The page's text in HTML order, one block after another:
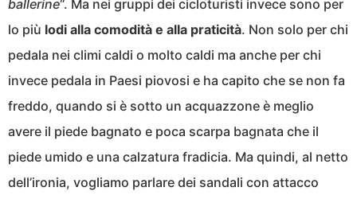
ballerine“. Ma nei gruppi dei cicloturisti invece sono per
lo più lodi alla comodità e alla praticità. Non solo per chi
pedala nei climi caldi o molto caldi ma anche per chi
invece pedala in Paesi piovosi e ha capito che se non fa
freddo, quando si è sotto un acquazzone è meglio
avere il piede bagnato e poca scarpa bagnata che il
piede umido e una calzatura fradicia. Ma quindi, al netto
dell’ironia, vogliamo parlare dei sandali con attacco